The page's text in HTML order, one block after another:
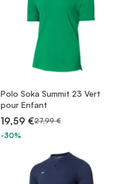
Polo Soka Summit 23 Vert
pour Enfant
19,59 €27,99 €
-30%